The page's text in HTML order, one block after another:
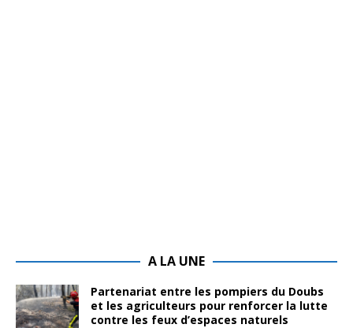
A LA UNE
Partenariat entre les pompiers du Doubs
et les agriculteurs pour renforcer la lutte
contre les feux d’espaces naturels